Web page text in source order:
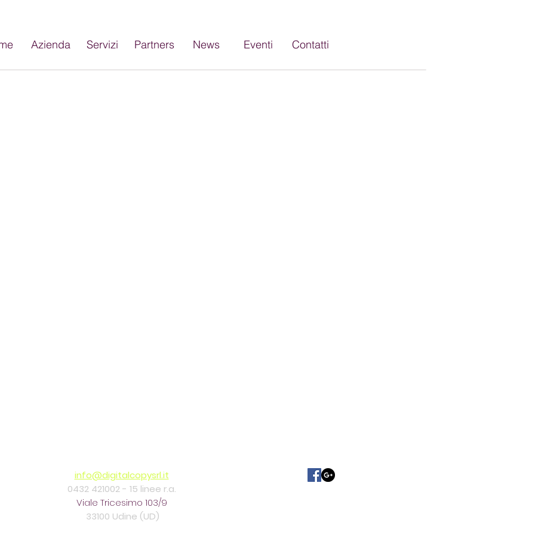
Azienda Servizi Partners News Eventi Contatti
info@digitalcopysrl.it
0432 421002 - 15 linee r.a.
Viale Tricesimo 103/9
33100 Udine (UD)